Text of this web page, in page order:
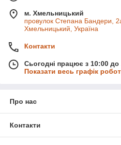
м. Хмельницький
провулок Степана Бандери,
Хмельницький, Україна
Контакти
Сьогодні працює з 10:00 до
Показати весь графік
Про нас
Контакти